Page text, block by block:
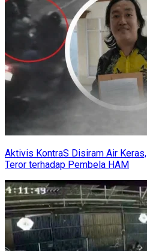
Aktivis KontraS Disiram Air
Teror terhadap Pembela HAM